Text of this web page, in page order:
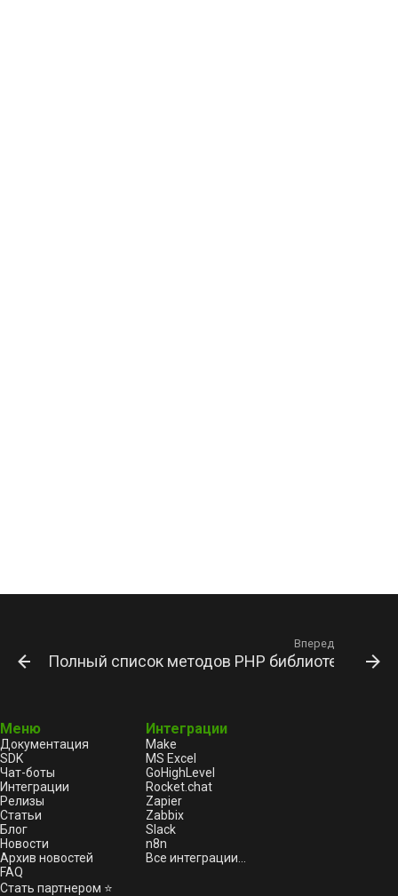
Вперед
Полный список методов PHP библиотеки для
Меню
Документация
SDK
Чат-боты
Интеграции
Релизы
Статьи
Блог
Новости
Архив новостей
FAQ
Стать партнером ⭐
Интеграции
Make
MS Excel
GoHighLevel
Rocket.chat
Zapier
Zabbix
Slack
n8n
Все интеграции...